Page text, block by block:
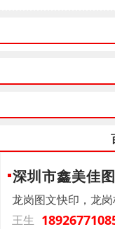
深圳市鑫美佳
龙岗图文快印，龙
王生